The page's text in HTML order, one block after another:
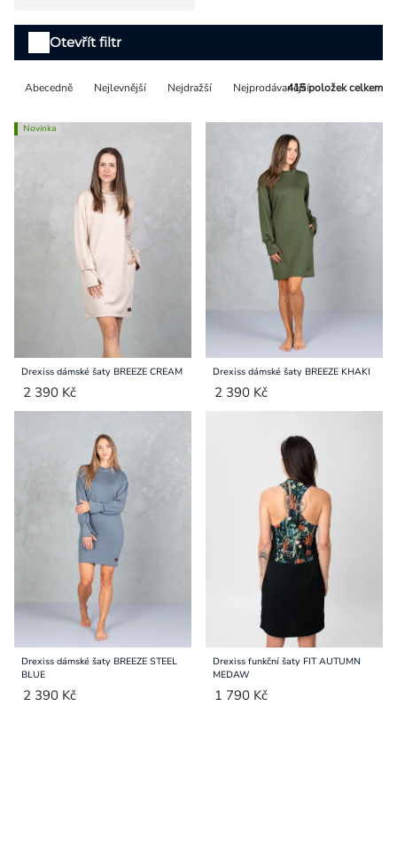
Řazení
Abecedně Nejlevnější Nejdražší Nejprodávanější
415položek celkem
Otevřít filtr
Výpis
produktů
Novinka
Drexiss dámské šaty BREEZE CREAM
2 390 Kč
Drexiss dámské šaty BREEZE KHAKI
2 390 Kč
Drexiss dámské šaty BREEZE STEEL
BLUE
2 390 Kč
Drexiss funkční šaty FIT AUTUMN
MEDAW
1 790 Kč